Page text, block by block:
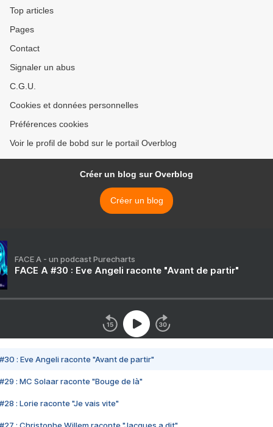
Top articles
Pages
Contact
Signaler un abus
C.G.U.
Cookies et données personnelles
Préférences cookies
Voir le profil de bobd sur le portail Overblog
Créer un blog sur Overblog
Créer un blog
FACE A - un podcast Purecharts
FACE A #30 : Eve Angeli raconte "Avant de partir"
#30 : Eve Angeli raconte "Avant de partir"
#29 : MC Solaar raconte "Bouge de là"
#28 : Lorie raconte "Je vais vite"